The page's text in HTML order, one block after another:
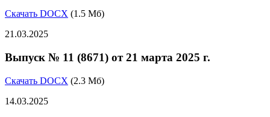
Скачать DOCX (1.5 Мб)
21.03.2025
Выпуск № 11 (8671) от 21 марта 2025 г.
Скачать DOCX (2.3 Мб)
14.03.2025